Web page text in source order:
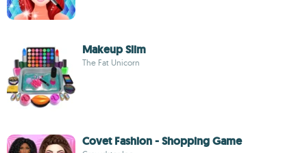
Makeup Slim
The Fat Unicorn
Covet Fashion - Shopping Game